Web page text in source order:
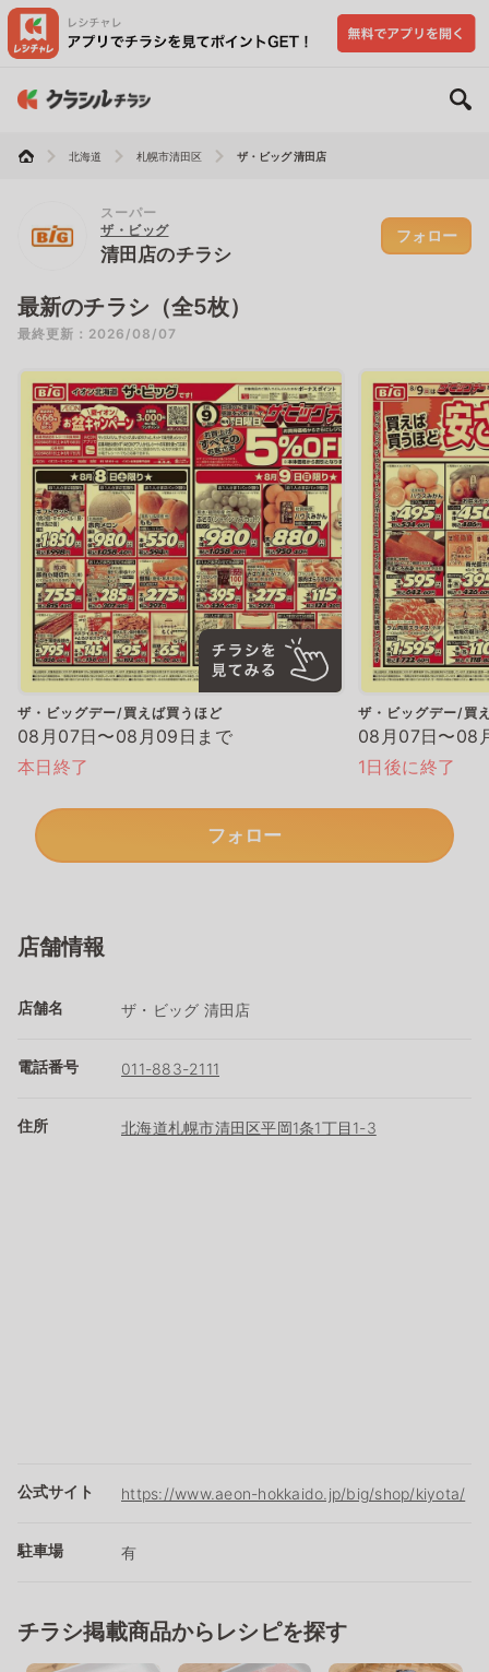
北海道 札幌市清田区 ザ・ビッグ 清田店
スーパー
ザ・ビッグ
清田店のチラシ
フォロー
最新のチラシ（全5枚）
最終更新：2026/08/07
ザ・ビッグデー/買えば買うほど
08月07日〜08月09日まで
本日終了
ザ・ビッグデー/買
08月07日〜08
1日後に終了
フォロー
店舗情報
店舗名 ザ・ビッグ 清田店
電話番号 011-883-2111
住所 北海道札幌市清田区平岡1条1丁目1-3
公式サイト https://www.aeon-hokkaido.jp/big/shop/kiyota/
駐車場 有
チラシ掲載商品からレシピを探す